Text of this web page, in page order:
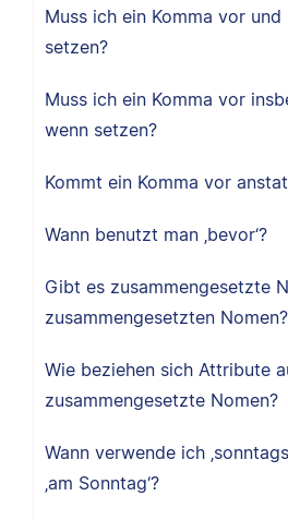
Muss ich ein Komma vor
setzen?
Muss ich ein Komma vor
wenn setzen?
Kommt ein Komma vor
Wann benutzt man ‚bevor‘?
Gibt es zusammengesetzte
zusammengesetzten Nomen?
Wie beziehen sich Attribute
zusammengesetzte Nomen?
Wann verwende ich
‚am Sonntag‘?